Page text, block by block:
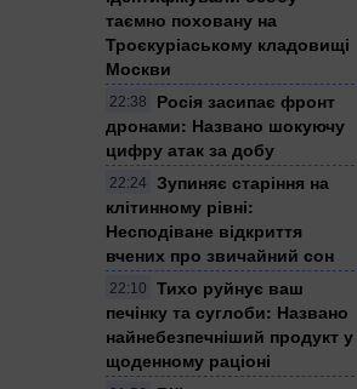
таємно поховану на
Троєкуріаському кладовищі
Москви
22:38
Росія засипає фронт
дронами: Названо шокуючу
цифру атак за добу
22:24
Зупиняє старіння на
клітинному рівні:
Несподіване відкриття
вчених про звичайний сон
22:10
Тихо руйнує ваш
печінку та суглоби: Названо
найнебезпечніший продукт у
щоденному раціоні